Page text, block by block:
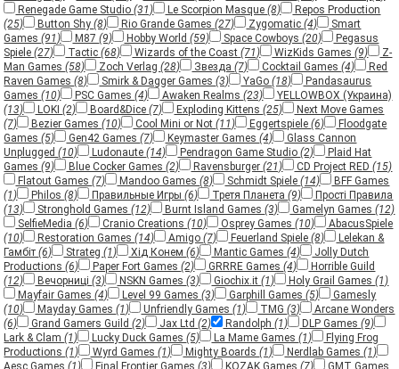
Renegade Game Studio(31) Le Scorpion Masque(8)
Repos Production
(25)
Button Shy(8) Rio Grande Games(27) Zygomatic(4)
Smart
Games(91) M87(9) Hobby World(59) Space Cowboys(20)
Pegasus
Spiele(27) Tactic(68) Wizards of the Coast(71) WizKids Games(9)
Z-
Man Games(58) Zoch Verlag(28) Звезда(7) Cocktail Games(4)
Red
Raven Games(8) Smirk & Dagger Games(3) YaGo(18)
Pandasaurus
Games(10) PSC Games(4) Awaken Realms(23)
YELLOWBOX (Украина)
(13)
LOKI(2) Board&Dice(7) Exploding Kittens(25)
Next Move Games
(7)
Bezier Games(10) Cool Mini or Not(11) Eggertspiele(6)
Floodgate
Games(5) Gen42 Games(7) Keymaster Games(4)
Glass Cannon
Unplugged(10) Ludonaute(14) Pendragon Game Studio(2)
Plaid Hat
Games(9) Blue Cocker Games(2) Ravensburger(21) CD Project RED(15)
Flatout Games(7) Mandoo Games(8) Schmidt Spiele(14)
BFF Games
(1)
Philos(8) Правильные Игры(6) Третя Планета(9)
Прості Правила
(13)
Stronghold Games(12) Burnt Island Games(3) Gamelyn Games(12)
SelfieMedia(6) Cranio Creations(10) Osprey Games(10)
AbacusSpiele
(10)
Restoration Games(14) Amigo(7) Feuerland Spiele(8)
Lelekan &
Гамбіт(6) Strateg(1) Хід Конем(6) Mantic Games(4)
Jolly Dutch
Productions(6) Paper Fort Games(2) GRRRE Games(4)
Horrible Guild
(12)
Вечорниці(3) NSKN Games(3) Giochix.it(1) Holy Grail Games(1)
Mayfair Games(4) Level 99 Games(3) Garphill Games(5)
Gamesly
(10)
Mayday Games(1) Unfriendly Games(1) TMG(3)
Arcane Wonders
(6)
Grand Gamers Guild(2) Jax Ltd(2) Randolph(1) DLP Games(9)
Lark & Clam(1) Lucky Duck Games(5) La Mame Games(1)
Flying Frog
Productions(1) Wyrd Games(1) Mighty Boards(1) Nerdlab Games(1)
Aesc Games(1) Final Frontier Games(3) KOZAK Games(7)
GMT Games